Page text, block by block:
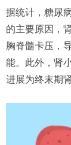
据统计，糖尿
的主要原因，
胸脊髓卡压，
能。此外，肾
进展为终末期